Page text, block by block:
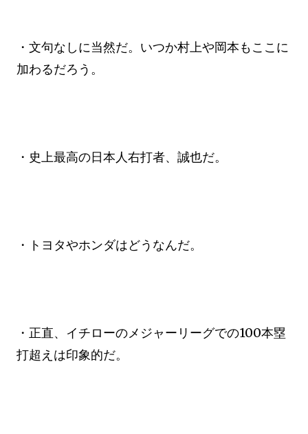
・文句なしに当然だ。いつか村上や岡本もここに
加わるだろう。
・史上最高の日本人右打者、誠也だ。
・トヨタやホンダはどうなんだ。
・正直、イチローのメジャーリーグでの100本塁
打超えは印象的だ。